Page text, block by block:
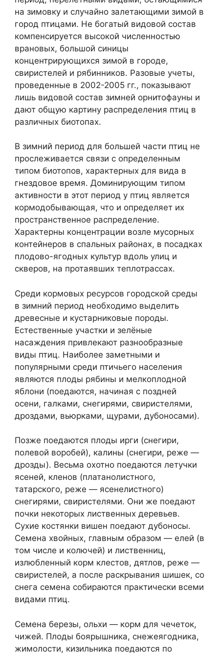
на зимовку и случайно залетающими зимой в
город птицами. Не богатый видовой состав
компенсируется высокой численностью
врановых, большой синицы
концентрирующихся зимой в городе,
свиристелей и рябинников. Разовые учеты,
проведенные в 2002-2005 гг., показывают
лишь видовой состав зимней орнитофауны и
дают общую картину распределения птиц в
различных биотопах.
В зимний период для большей части птиц не
прослеживается связи с определенным
типом биотопов, характерных для вида в
гнездовое время. Доминирующим типом
активности в этот период у птиц является
кормодобывающая, что и определяет их
пространственное распределение.
Характерны концентрации возле мусорных
контейнеров в спальных районах, в посадках
плодово-ягодных культур вдоль улиц и
скверов, на протаявших теплотрассах.
Среди кормовых ресурсов городской среды
в зимний период необходимо выделить
древесные и кустарниковые породы.
Естественные участки и зелёные
насаждения привлекают разнообразные
виды птиц. Наиболее заметными и
популярными среди птичьего населения
являются плоды рябины и мелкоплодной
яблони (поедаются, начиная с поздней
осени, галками, снегирями, свиристелями,
дроздами, вьюрками, щурами, дубоносами).
Позже поедаются плоды ирги (снегири,
полевой воробей), калины (снегири, реже —
дрозды). Весьма охотно поедаются летучки
ясеней, кленов (платанолистного,
татарского, реже — ясенелистного)
снегирями, свиристелями. Они же поедают
почки некоторых лиственных деревьев.
Сухие костянки вишен поедают дубоносы.
Семена хвойных, главным образом — елей (в
том числе и колючей) и лиственниц,
излюбленный корм клестов, дятлов, реже —
свиристелей, а после раскрывания шишек, со
снега семена собираются практически всеми
видами птиц.
Семена березы, ольхи — корм для чечеток,
чижей. Плоды боярышника, снежеягодника,
жимолости, кизильника поедаются по